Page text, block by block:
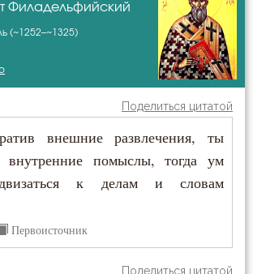
(Гренков)
(Плиханков)
Филадельфийский
(~1252–~1325)
Поделиться цитатой
внешние развлечения, ты
помыслы, тогда ум
к делам и словам
Первоисточник
Поделиться цитатой